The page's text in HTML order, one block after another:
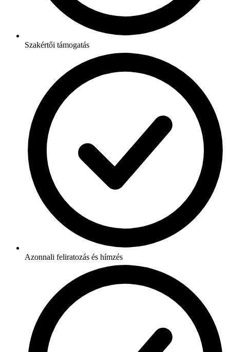
Szakértői támogatás
Azonnali feliratozás és hímzés